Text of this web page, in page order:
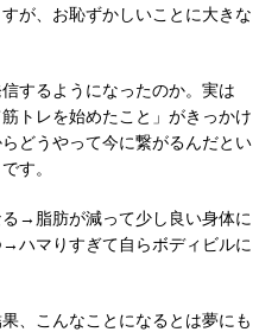
が、お恥ずかしいことに大きな
するようになったのか。実は
トレを始めたこと」がきっかけ
どうやって今に繋がるんだとい
す。
→脂肪が減って少し良い身体に
ハマりすぎて自らボディビルに
、こんなことになるとは夢にも